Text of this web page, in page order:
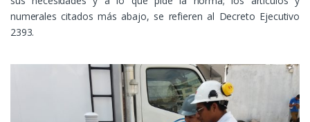
numerales citados más abajo, se refieren al Decreto Ejecutivo
2393.